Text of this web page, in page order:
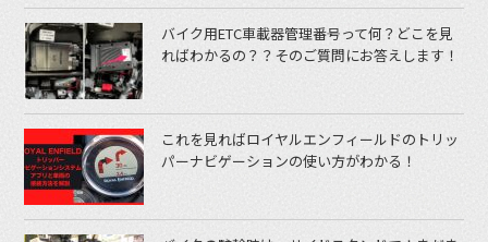
バイク用ETC車載器管理番号って何？どこを見
ればわかるの？？そのご質問にお答えします！
これを見ればロイヤルエンフィールドのトリッ
パーナビゲーションの使い方がわかる！